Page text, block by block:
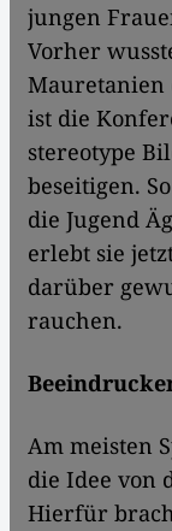
jungen
Vorher
Mauretanien
ist die
stereotype
beseitigen.
die Jugend
erlebt sie
darüber
rauchen.
Am meisten
die Idee von
Hierfür